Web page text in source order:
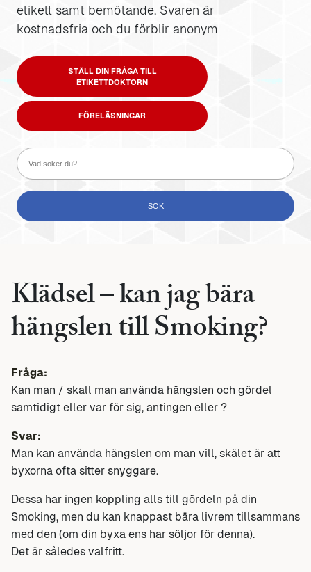
etikett samt bemötande. Svaren är
kostnadsfria och du förblir anonym
STÄLL DIN FRÅGA TILL
ETIKETTDOKTORN
FÖRELÄSNINGAR
Klädsel – kan jag bära
hängslen till Smoking?
Fråga:
Kan man / skall man använda hängslen och gördel
samtidigt eller var för sig, antingen eller ?
Svar:
Man kan använda hängslen om man vill, skälet är att
byxorna ofta sitter snyggare.
Dessa har ingen koppling alls till gördeln på din
Smoking, men du kan knappast bära livrem tillsammans
med den (om din byxa ens har söljor för denna).
Det är således valfritt.